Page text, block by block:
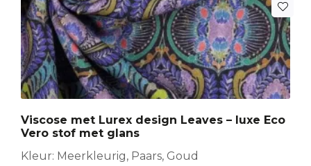
Viscose met Lurex design Leaves – luxe Eco
Vero stof met glans
Kleur: Meerkleurig, Paars, Goud